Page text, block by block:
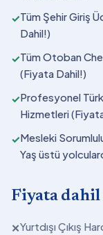
✓Tüm Şehir Giriş
Dahil!)
✓Tüm Otoban
(Fiyata Dahil!)
✓Profesyonel
Hizmetleri
✓Mesleki
Yaş üstü
Fiyata
✕Yurtdışı Çıkış